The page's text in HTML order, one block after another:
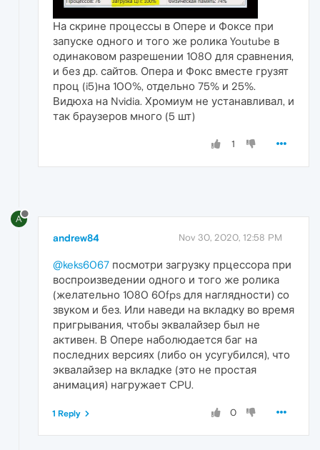
На скрине процессы в Опере и Фоксе при
запуске одного и того же ролика Youtube в
одинаковом разрешении 1080 для сравнения,
и без др. сайтов. Опера и Фокс вместе грузят
проц (i5)на 100%, отдельно 75% и 25%.
Видюха на Nvidia. Хромиум не устанавливал, и
так браузеров много (5 шт)
1
A
andrew84 Nov 30, 2020, 12:58 PM
@keks6067 посмотри загрузку прцессора при
воспроизведении одного и того же ролика
(желательно 1080 60fps для наглядности) со
звуком и без. Или наведи на вкладку во время
пригрывания, чтобы эквалайзер был не
активен. В Опере наболюдается баг на
последних версиях (либо он усугубился), что
эквалайзер на вкладке (это не простая
анимация) нагружает CPU.
0
1 Reply